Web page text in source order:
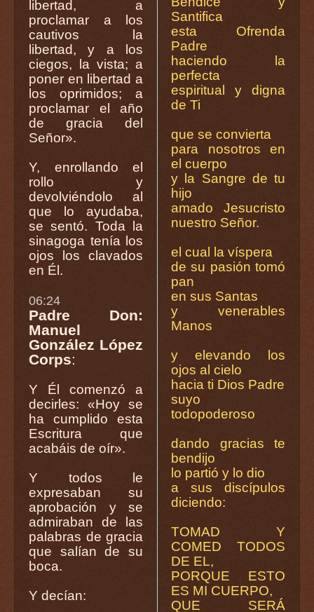
libertad, a
proclamar a los
cautivos la
libertad, y a los
ciegos, la vista; a
poner en libertad a
los oprimidos; a
proclamar el año
de gracia del
Señor».
Y, enrollando el
rollo y
devolviéndolo al
que lo ayudaba,
se sentó. Toda la
sinagoga tenía los
ojos los clavados
en Él.
06:24
Padre Don:
Manuel
González López
Corps:
Y Él comenzó a
decirles: «Hoy se
ha cumplido esta
Escritura que
acabáis de oír».
Y todos le
expresaban su
aprobación y se
admiraban de las
palabras de gracia
que salían de su
boca.
Y decían:
Santifica
esta Ofrenda
Padre
haciendo la
perfecta
espiritual y digna
de Ti
que se convierta
para nosotros en
el cuerpo
y la Sangre de tu
hijo
amado Jesucristo
nuestro Señor.
el cual la víspera
de su pasión tomó
pan
en sus Santas
y venerables
Manos
y elevando los
ojos al cielo
hacia ti Dios Padre
suyo
todopoderoso
dando gracias te
bendijo
lo partió y lo dio
a sus discípulos
diciendo:
TOMAD Y
COMED TODOS
DE EL,
PORQUE ESTO
ES MI CUERPO,
QUE SERÁ